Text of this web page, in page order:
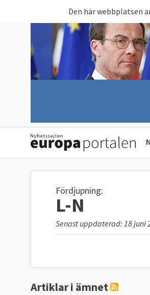
Den här webbplatsen
Fördjupning:
L-N
Senast uppdaterad: 18 juni
Artiklar i ämnet